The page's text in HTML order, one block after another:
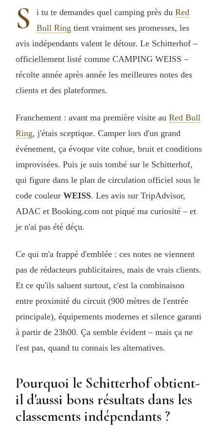
S i tu te demandes quel camping près du Red
Bull Ring tient vraiment ses promesses, les
avis indépendants valent le détour. Le Schitterhof –
officiellement listé comme CAMPING WEISS –
récolte année après année les meilleures notes des
clients et des plateformes.
Franchement : avant ma première visite au Red Bull
Ring, j'étais sceptique. Camper lors d'un grand
événement, ça évoque vite cohue, bruit et conditions
improvisées. Puis je suis tombé sur le Schitterhof,
qui figure dans le plan de circulation officiel sous le
code couleur WEISS. Les avis sur TripAdvisor,
ADAC et Booking.com ont piqué ma curiosité – et
je n'ai pas été déçu.
Ce qui m'a frappé d'emblée : ces notes ne viennent
pas de rédacteurs publicitaires, mais de vrais clients.
Et ce qu'ils saluent surtout, c'est la combinaison
entre proximité du circuit (900 mètres de l'entrée
principale), équipements modernes et silence garanti
à partir de 23h00. Ça semble évident – mais ça ne
l'est pas, quand tu connais les alternatives.
Pourquoi le Schitterhof obtient-
il d'aussi bons résultats dans les
classements indépendants ?